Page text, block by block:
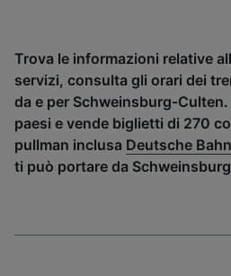
Trova le informazioni relative
servizi, consulta gli orari dei
da e per Schweinsburg-
paesi e vende biglietti di 270
pullman inclusa Deutsche Bahn
ti può portare da